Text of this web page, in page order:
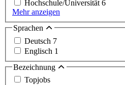
Hochschule/Universität 6
Mehr anzeigen
Sprachen
Deutsch 7
Englisch 1
Bezeichnung
Topjobs